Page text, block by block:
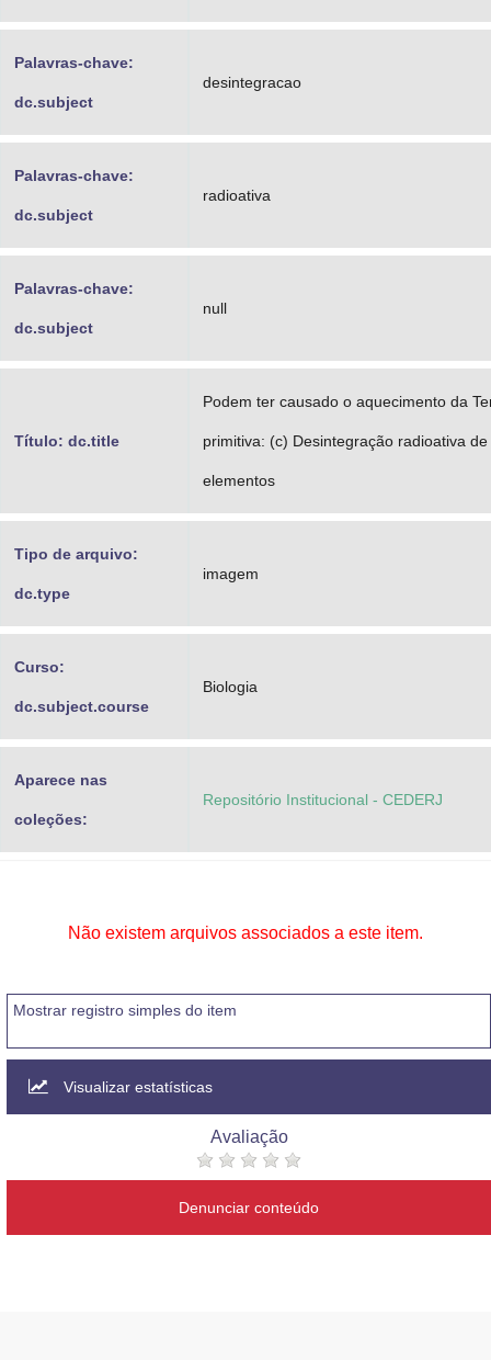
Palavras-chave:
dc.subject
desintegracao
Palavras-chave:
dc.subject
radioativa
Palavras-chave:
dc.subject
null
Título: dc.title
Podem ter causado o aquecimento da
primitiva: (c) Desintegração radioativa de
elementos
Tipo de arquivo:
dc.type
imagem
Curso:
dc.subject.course
Biologia
Aparece nas
coleções:
Repositório Institucional - CEDERJ
Não existem arquivos associados a este item.
Mostrar registro simples do item
Visualizar estatísticas
Avaliação
Denunciar conteúdo